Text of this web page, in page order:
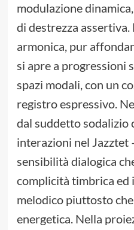
modulazione
di destrezza assertiva.
armonica, pur
si apre a progressioni
spazi modali, con un
registro espressivo.
dal suddetto sodalizio
interazioni nel Jazztet
sensibilità dialogica
complicità timbrica
melodico piuttosto
energetica. Nella